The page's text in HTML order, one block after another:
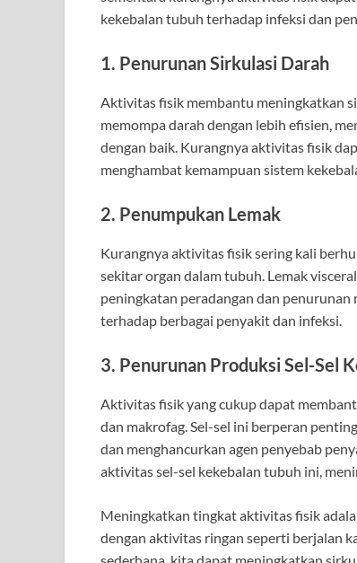
kekebalan tubuh terhadap infeksi dan
1. Penurunan Sirkulasi Darah
Aktivitas fisik membantu meningkatkan
memompa darah dengan lebih efisien,
dengan baik. Kurangnya aktivitas fisik
menghambat kemampuan sistem
2. Penumpukan Lemak
Kurangnya aktivitas fisik sering kali
sekitar organ dalam tubuh. Lemak
peningkatan peradangan dan
terhadap berbagai penyakit dan infeksi.
3. Penurunan Produksi Sel-Sel
Aktivitas fisik yang cukup dapat
dan makrofag. Sel-sel ini berperan
dan menghancurkan agen penyebab
aktivitas sel-sel kekebalan tubuh ini,
Meningkatkan tingkat aktivitas fisik
dengan aktivitas ringan seperti berjalan